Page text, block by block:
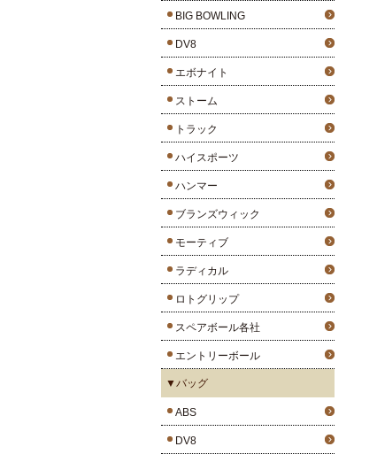
BIG BOWLING
DV8
エボナイト
ストーム
トラック
ハイスポーツ
ハンマー
ブランズウィック
モーティブ
ラディカル
ロトグリップ
スペアボール各社
エントリーボール
▼バッグ
ABS
DV8